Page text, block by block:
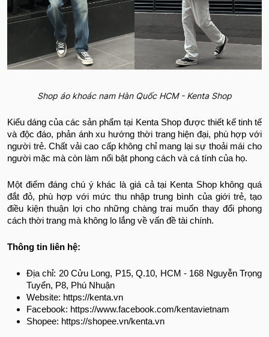
Shop áo khoác nam Hàn Quốc HCM - Kenta Shop
Kiểu dáng của các sản phẩm tại Kenta Shop được thiết kế tinh tế
và độc đáo, phản ánh xu hướng thời trang hiện đại, phù hợp với
người trẻ. Chất vải cao cấp không chỉ mang lại sự thoải mái cho
người mặc mà còn làm nổi bật phong cách và cá tính của họ.
Một điểm đáng chú ý khác là giá cả tại Kenta Shop không quá
đắt đỏ, phù hợp với mức thu nhập trung bình của giới trẻ, tạo
điều kiện thuận lợi cho những chàng trai muốn thay đổi phong
cách thời trang mà không lo lắng về vấn đề tài chính.
Thông tin liên hệ:
Địa chỉ: 20 Cửu Long, P15, Q.10, HCM - 168 Nguyễn Trọng
Tuyển, P8, Phú Nhuận
Website: https://kenta.vn
Facebook: https://www.facebook.com/kentavietnam
Shopee: https://shopee.vn/kenta.vn